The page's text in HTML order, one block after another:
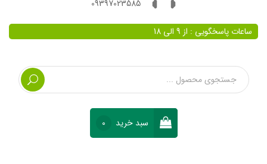
09397023585
ساعات پاسخگویی : از 9 الی 18
سبد خرید 0